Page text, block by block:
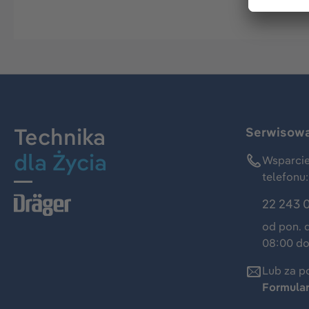
Technika
dla Życia
telefonu:
22 243
od pon.
08:00
Lub za